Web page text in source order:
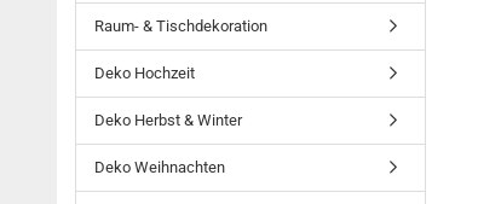
Raum- & Tischdekoration
Deko Hochzeit
Deko Herbst & Winter
Deko Weihnachten